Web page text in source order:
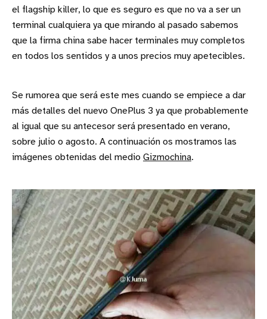
el flagship killer, lo que es seguro es que no va a ser un
terminal cualquiera ya que mirando al pasado sabemos
que la firma china sabe hacer terminales muy completos
en todos los sentidos y a unos precios muy apetecibles.
Se rumorea que será este mes cuando se empiece a dar
más detalles del nuevo OnePlus 3 ya que probablemente
al igual que su antecesor será presentado en verano,
sobre julio o agosto. A continuación os mostramos las
imágenes obtenidas del medio Gizmochina.